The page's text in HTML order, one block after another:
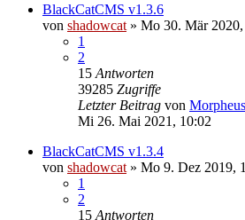
BlackCatCMS v1.3.6
von shadowcat » Mo 30. Mär
1
2
15 Antworten
39285 Zugriffe
Letzter Beitrag von Morpheus
Mi 26. Mai 2021, 10:02
BlackCatCMS v1.3.4
von shadowcat » Mo 9. Dez 2019,
1
2
15 Antworten